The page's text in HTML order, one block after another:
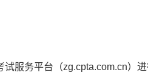
服务平台（zg.cpta.com.cn）